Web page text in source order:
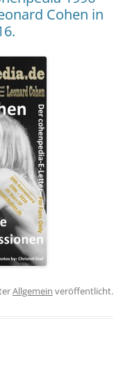
Cohen in
Allgemein veröffentlicht.